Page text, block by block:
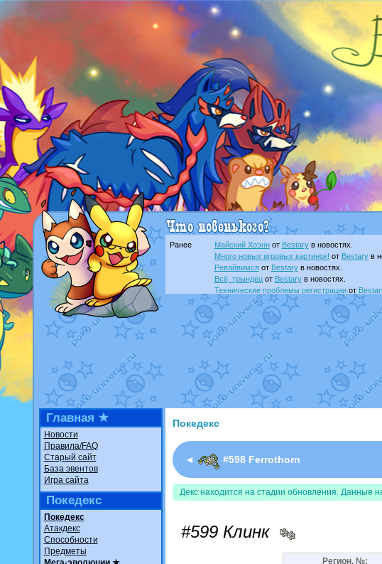
Ранее Майский Хоэннот Bestaryв новостях.
Много новых игровых картинок! от Bestaryв
Ревайвимсяот Bestaryв новостях.
Всё, трындецот Bestaryв новостях.
Технические проблемы регистрацииот
доброе утро славянеот Dakkuв фанарте.
Йолда и МимикьюотMavisNyanCat
в
Недовольный котомангуст
отRandomon
в
The Dark Wishmakerот Randomon
в фанарте.
в фанарте.
ilovearceus
Raging Boltот GraceDaFox
в фанарте.
Shadow mismagiusот
в фанарте.
художник
отvicavica в фанарте.
Главная ★
Новости
Правила/FAQ
Старый сайт
База эвентов
Игра сайта
Покедекс
Покедекс
Атакдекс
Способности
Предметы
Покедекс
◄ #598 Ferrothorn
Декс находится на стадии обновления. Данные
#599 Клинк
Регион. №: